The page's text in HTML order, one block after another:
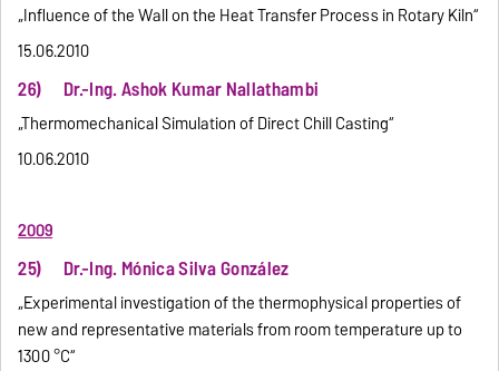
„Influence of the Wall on the Heat Transfer Process in Rotary Kiln“
15.06.2010
26) Dr.-Ing. Ashok Kumar Nallathambi
„Thermomechanical Simulation of Direct Chill Casting“
10.06.2010
2009
25) Dr.-Ing. Mónica Silva González
„Experimental investigation of the thermophysical properties of
new and representative materials from room temperature up to
1300 °C“